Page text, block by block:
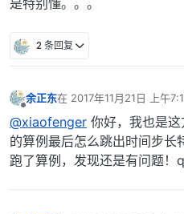
2 条回复
余正东在 2017年11月21日 上午
最后由 编辑
@xiaofenger 你好，我也是
的算例最后怎么跳出时间步长
跑了算例，发现还是有问题！